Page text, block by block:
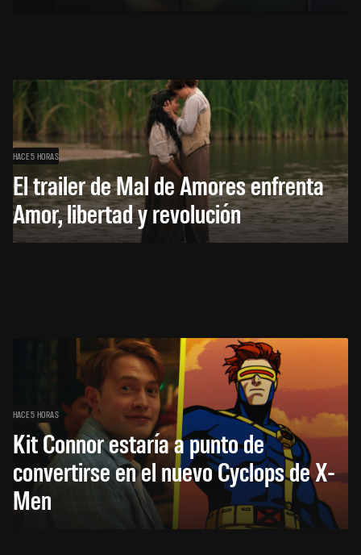
HACE 5 HORAS
El trailer de Mal de Amores enfrenta
Amor, libertad y revolución
HACE 5 HORAS
Kit Connor estaría a punto de
convertirse en el nuevo Cyclops de X-
Men